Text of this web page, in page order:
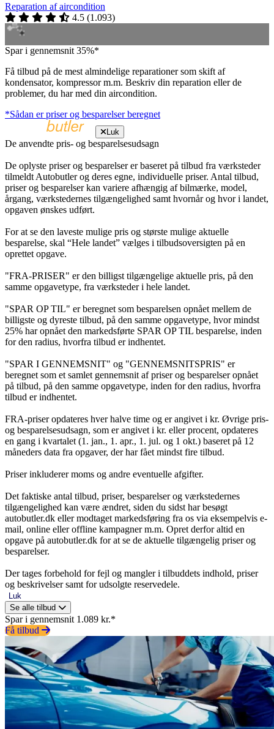
Reparation af aircondition
4.5 (1.093)
Spar i gennemsnit 35%*
Få tilbud på de mest almindelige reparationer som skift af
kondensator, kompressor m.m. Beskriv din reparation eller de
problemer, du har med din aircondition.
*Sådan er priser og besparelser beregnet
Luk
De anvendte pris- og besparelsesudsagn
De oplyste priser og besparelser er baseret på tilbud fra værksteder
tilmeldt Autobutler og deres egne, individuelle priser. Antal tilbud,
priser og besparelser kan variere afhængig af bilmærke, model,
årgang, værkstedernes tilgængelighed samt hvornår og hvor i landet,
opgaven ønskes udført.
For at se den laveste mulige pris og største mulige aktuelle
besparelse, skal “Hele landet” vælges i tilbudsoversigten på en
oprettet opgave.
"FRA-PRISER" er den billigst tilgængelige aktuelle pris, på den
samme opgavetype, fra værksteder i hele landet.
"SPAR OP TIL" er beregnet som besparelsen opnået mellem de
billigste og dyreste tilbud, på den samme opgavetype, hvor mindst
25% har opnået den markedsførte SPAR OP TIL besparelse, inden
for den radius, hvorfra tilbud er indhentet.
"SPAR I GENNEMSNIT" og "GENNEMSNITSPRIS" er
beregnet som et samlet gennemsnit af priser og besparelser opnået
på tilbud, på den samme opgavetype, inden for den radius, hvorfra
tilbud er indhentet.
FRA-priser opdateres hver halve time og er angivet i kr. Øvrige pris-
og besparelsesudsagn, som er angivet i kr. eller procent, opdateres
en gang i kvartalet (1. jan., 1. apr., 1. jul. og 1 okt.) baseret på 12
måneders data fra opgaver, der har fået mindst fire tilbud.
Priser inkluderer moms og andre eventuelle afgifter.
Det faktiske antal tilbud, priser, besparelser og værkstedernes
tilgængelighed kan være ændret, siden du sidst har besøgt
autobutler.dk eller modtaget markedsføring fra os via eksempelvis e-
mail, online eller offline kampagner m.m. Opret derfor altid en
opgave på autobutler.dk for at se de aktuelle tilgængelig priser og
besparelser.
Der tages forbehold for fejl og mangler i tilbuddets indhold, priser
og beskrivelser samt for udsolgte reservedele.
Luk
Se alle tilbud
Spar i gennemsnit 1.089 kr.*
Få tilbud